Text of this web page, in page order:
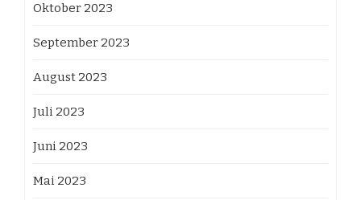
Oktober 2023
September 2023
August 2023
Juli 2023
Juni 2023
Mai 2023